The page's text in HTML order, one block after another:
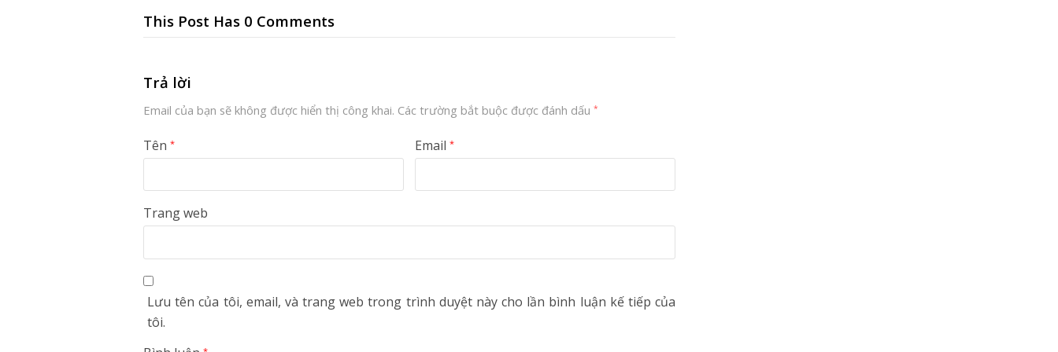
This Post Has 0 Comments
Trả lời
Email của bạn sẽ không được hiển thị công khai. Các trường bắt buộc được đánh dấu *
Tên * Email *
Trang web
Lưu tên của tôi, email, và trang web trong trình duyệt này cho lần bình luận kế tiếp của
tôi.